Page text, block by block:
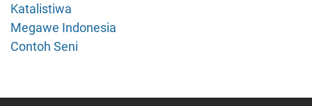
Katalistiwa
Megawe Indonesia
Contoh Seni